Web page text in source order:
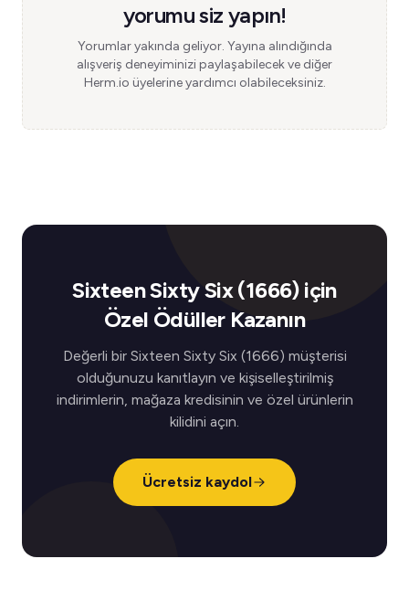
yorumu siz yapın!
Yorumlar yakında geliyor. Yayına alındığında
alışveriş deneyiminizi paylaşabilecek ve diğer
Herm.io üyelerine yardımcı olabileceksiniz.
Sixteen Sixty Six (1666) için
Özel Ödüller Kazanın
Değerli bir Sixteen Sixty Six (1666) müşterisi
olduğunuzu kanıtlayın ve kişiselleştirilmiş
indirimlerin, mağaza kredisinin ve özel ürünlerin
kilidini açın.
Ücretsiz kaydol